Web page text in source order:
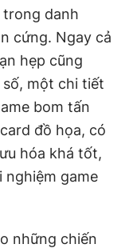
ngày 24.3.2020
Niên. Cấm sao
thuận bằng văn
trong danh
cứng. Ngay cả
hẹp cũng
một chi tiết
bom tấn
đồ họa, có
hóa khá tốt,
nghiệm game
những chiến